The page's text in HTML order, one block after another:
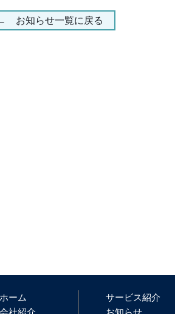
お知らせ一覧に戻る
ホーム
会社紹介
サービス紹介
お知らせ